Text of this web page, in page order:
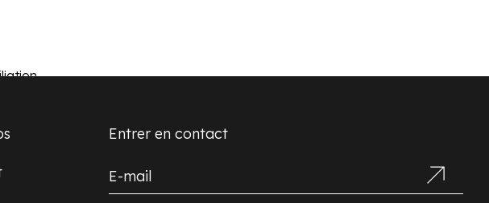
Entrer en contact